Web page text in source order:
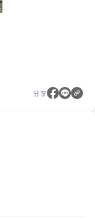
分享